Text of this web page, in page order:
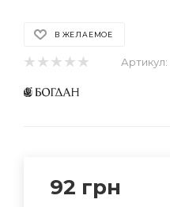
В ЖЕЛАЕМОЕ
Артикул:
92 грн